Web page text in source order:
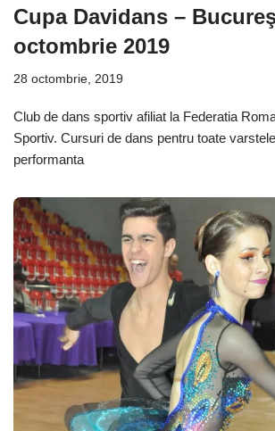
Cupa Davidans –
octombrie 2019
28 octombrie, 2019
Club de dans sportiv afiliat la Federatia
Sportiv. Cursuri de dans pentru toate
performanta